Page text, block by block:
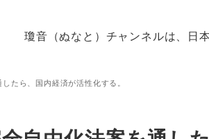
瓊音（ぬなと）チャンネルは、日
たら、国内経済が活性化する。